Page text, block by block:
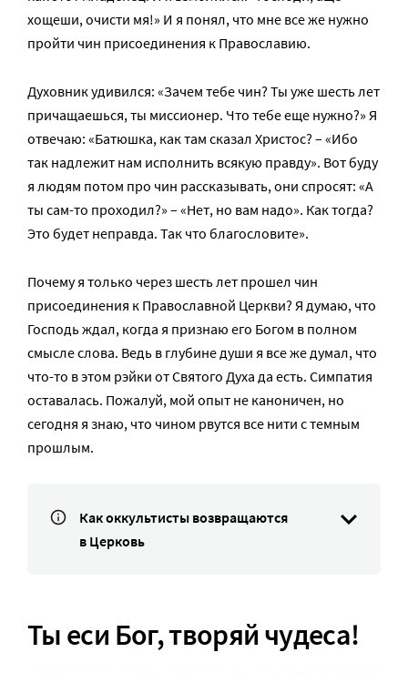
хощеши, очисти мя!» И я понял, что мне все же нужно
пройти чин присоединения к Православию.
Духовник удивился: «Зачем тебе чин? Ты уже шесть лет
причащаешься, ты миссионер. Что тебе еще нужно?» Я
отвечаю: «Батюшка, как там сказал Христос? – «Ибо
так надлежит нам исполнить всякую правду». Вот буду
я людям потом про чин рассказывать, они спросят: «А
ты сам-то проходил?» – «Нет, но вам надо». Как тогда?
Это будет неправда. Так что благословите».
Почему я только через шесть лет прошел чин
присоединения к Православной Церкви? Я думаю, что
Господь ждал, когда я признаю его Богом в полном
смысле слова. Ведь в глубине души я все же думал, что
что-то в этом рэйки от Святого Духа да есть. Симпатия
оставалась. Пожалуй, мой опыт не каноничен, но
сегодня я знаю, что чином рвутся все нити с темным
прошлым.
Как оккультисты возвращаются
в Церковь
Ты еси Бог, творяй чудеса!